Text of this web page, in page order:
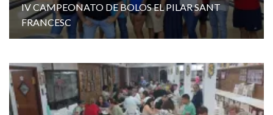
IV CAMPEONATO DE BOLOS EL PILAR SANT
FRANCESC